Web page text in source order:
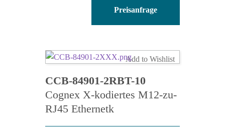
2RBT-
Menge
Preisanfrage
Add to Wishlist
CCB-84901-2RBT-10
Cognex X-kodiertes M12-zu-
RJ45 Ethernetk